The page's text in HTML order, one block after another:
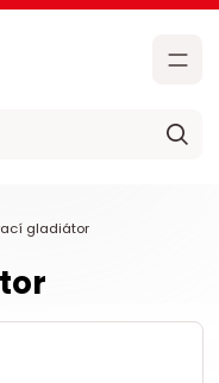
gladiátor